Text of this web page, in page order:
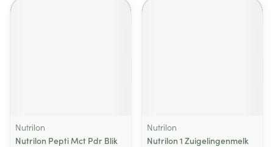
Nutrilon
Nutrilon Pepti Mct Pdr Blik
Nutrilon
Nutrilon 1 Zuigelingenmelk